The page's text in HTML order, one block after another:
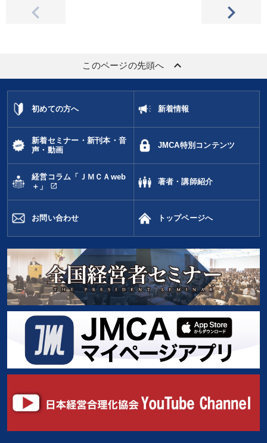
このページの先頭へ keyboard_arrow_up
初めての方へ 新着情報
新着セミナー・新刊本・音
声・動画
JMCA特別コンテンツ
経営コラム「ＪＭＣＡweb
＋」
open_in_new
著者・講師紹介
お問い合わせ トップページへ